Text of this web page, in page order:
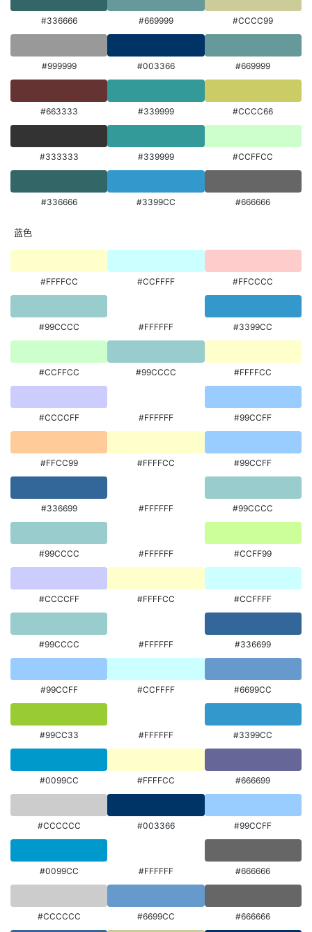
#336666 #669999 #CCCC99
#999999 #003366 #669999
#663333 #339999 #CCCC66
#333333 #339999 #CCFFCC
#336666 #3399CC #666666
蓝色
#FFFFCC #CCFFFF #FFCCCC
#99CCCC #FFFFFF #3399CC
#CCFFCC #99CCCC #FFFFCC
#CCCCFF #FFFFFF #99CCFF
#FFCC99 #FFFFCC #99CCFF
#336699 #FFFFFF #99CCCC
#99CCCC #FFFFFF #CCFF99
#CCCCFF #FFFFCC #CCFFFF
#99CCCC #FFFFFF #336699
#99CCFF #CCFFFF #6699CC
#99CC33 #FFFFFF #3399CC
#0099CC #FFFFCC #666699
#CCCCCC #003366 #99CCFF
#0099CC #FFFFFF #666666
#CCCCCC #6699CC #666666